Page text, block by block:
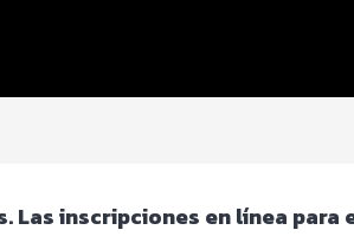
Las inscripciones en línea para